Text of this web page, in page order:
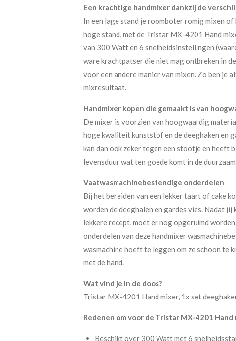
Een krachtige handmixer dankzij de
In een lage stand je roomboter romig mixen of
hoge stand, met de Tristar MX-4201 Hand
van 300 Watt en 6 snelheidsinstellingen
ware krachtpatser die niet mag ontbreken in
voor een andere manier van mixen. Zo ben je
mixresultaat.
Handmixer kopen die gemaakt is van
De mixer is voorzien van hoogwaardig
hoge kwaliteit kunststof en de deeghaken en
kan dan ook zeker tegen een stootje en heeft
levensduur wat ten goede komt in de
Vaatwasmachinebestendige onderdelen
Bij het bereiden van een lekker taart of cake
worden de deeghalen en gardes vies. Nadat jij
lekkere recept, moet er nog opgeruimd
onderdelen van deze handmixer
wasmachine hoeft te leggen om ze schoon te
met de hand.
Wat vind je in de doos?
Tristar MX-4201 Hand mixer, 1x set
Redenen om voor de Tristar MX-4201
Beschikt over 300 Watt met 6